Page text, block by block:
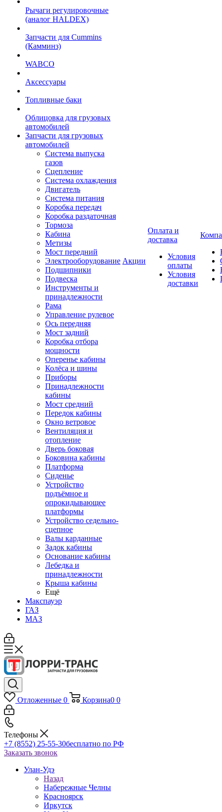
Рычаги регулировочные
(аналог HALDEX)
Запчасти для Cummins
(Камминз)
WABCO
Аксессуары
Топливные баки
Облицовка для грузовых
автомобилей
Запчасти для грузовых
автомобилей
Система выпуска
газов
Сцепление
Система охлаждения
Двигатель
Система питания
Коробка передач
Коробка раздаточная
Тормоза
Кабина
Метизы
Мост передний
Электрооборудование
Подшипники
Подвеска
Инструменты и
принадлежности
Рама
Управление рулевое
Ось передняя
Мост задний
Коробка отбора
мощности
Оперенье кабины
Колёса и шины
Приборы
Принадлежности
кабины
Мост средний
Передок кабины
Окно ветровое
Вентиляция и
отопление
Дверь боковая
Боковина кабины
Платформа
Сиденье
Устройство
подъёмное и
опрокидывающее
платформы
Устройство седельно-
сцепное
Валы карданные
Задок кабины
Основание кабины
Лебедка и
принадлежности
Крыша кабины
Ещё
Макспауэр
ГАЗ
МАЗ
Акции
Оплата и
доставка
Условия
оплаты
Условия
доставки
Отложенные 0 Корзина0 0
Телефоны
+7 (8552) 25-55-30бесплатно по РФ
Заказать звонок
Улан-Удэ
Назад
Набережные Челны
Красноярск
Иркутск